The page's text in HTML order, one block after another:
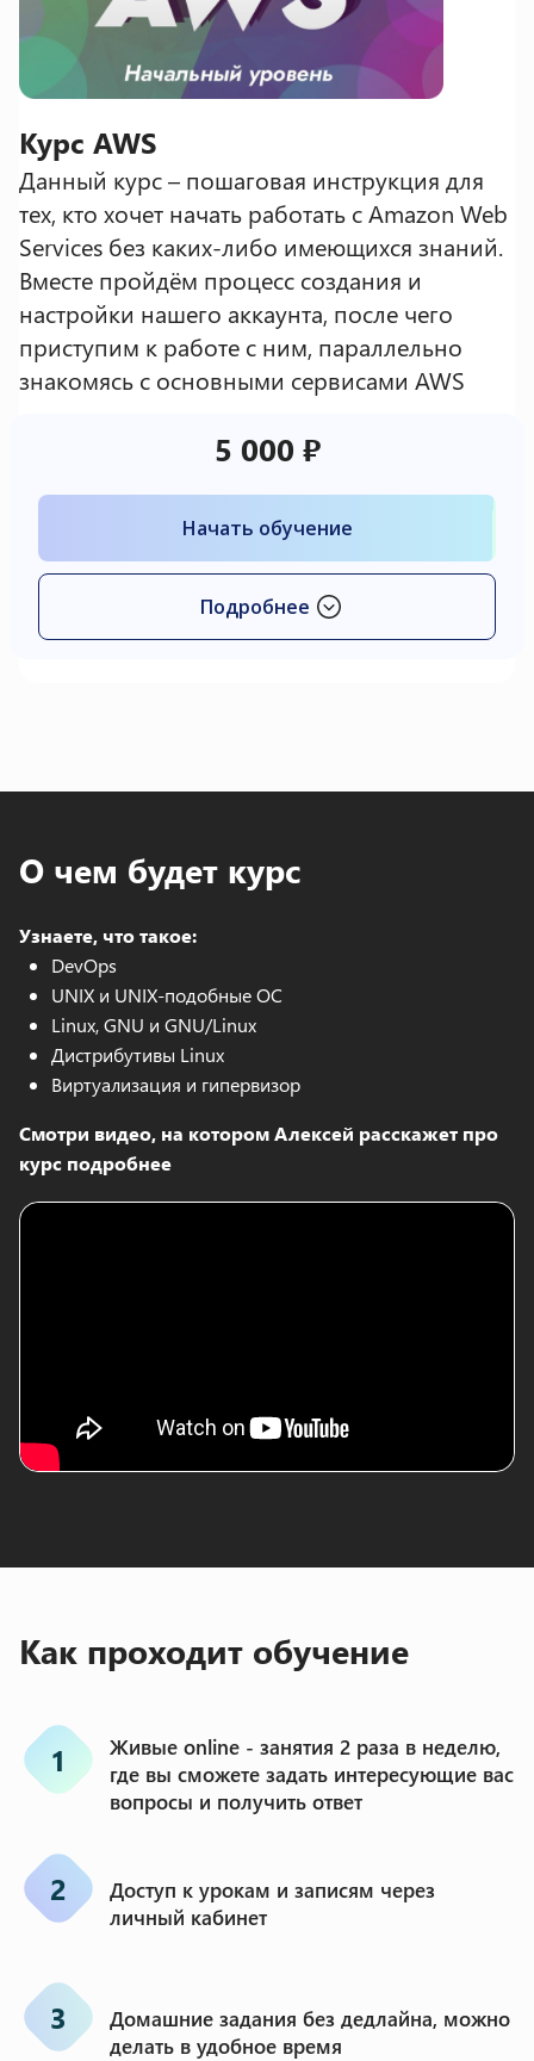
Курс AWS
Данный курс – пошаговая инструкция для
тех, кто хочет начать работать с Amazon Web
Services без каких-либо имеющихся знаний.
Вместе пройдём процесс создания и
настройки нашего аккаунта, после чего
приступим к работе с ним, параллельно
знакомясь с основными сервисами AWS
5 000 ₽
Начать обучение
Подробнее
О чем будет курс
Узнаете, что такое:
DevOps
UNIX и UNIX-подобные ОС
Linux, GNU и GNU/Linux
Дистрибутивы Linux
Виртуализация и гипервизор
Смотри видео, на котором Алексей расскажет про
курс подробнее
Как проходит обучение
1
Живые online - занятия 2 раза в неделю,
где вы сможете задать интересующие вас
вопросы и получить ответ
2
Доступ к урокам и записям через
личный кабинет
3
Домашние задания без дедлайна, можно
делать в удобное время